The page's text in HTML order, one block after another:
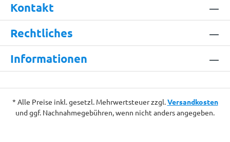
Kontakt
Rechtliches
Informationen
* Alle Preise inkl. gesetzl. Mehrwertsteuer zzgl.Versandkosten
und ggf. Nachnahmegebühren, wenn nicht anders angegeben.